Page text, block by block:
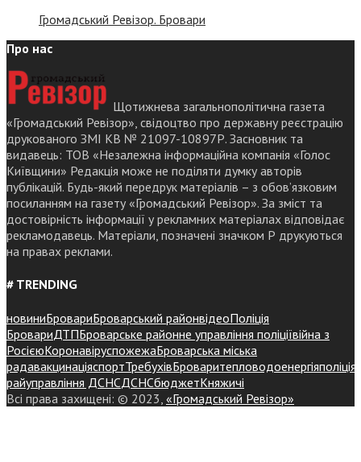
Громадський Ревізор. Бровари
Про нас
Щотижнева загальнополітична газета
«Громадський Ревізор», свідоцтво про державну реєстрацію
друкованого ЗМІ КВ № 21097-10897Р. Засновник та
видавець: ТОВ «Незалежна інформаційна компанія «Голос
Київщини» Редакція може не поділяти думку авторів
публікацій. Будь-який передрук матеріалів – з обов’язковим
посиланням на газету «Громадський Ревізор». За зміст та
достовірність інформації у рекламних матеріалах відповідає
рекламодавець. Матеріали, позначені значком Р друкуються
на правах реклами.
# TRENDING
новиниБровариБроварський районвідеоПоліція
БровариДТПБроварське районне управління поліціївійна з
РосієюКоронавіруспожежаБроварська міська
радавакцинаціяспортТребухівБроваритепловодоенергіяполіція
райуправління ДСНСДСНСбюджетКняжичі
Всі права захищені: © 2023, «Громадський Ревізор»